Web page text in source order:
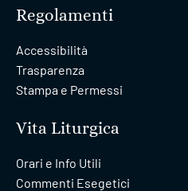
Regolamenti
Accessibilità
Trasparenza
Stampa e Permessi
Vita Liturgica
Orari e Info Utili
Commenti Esegetici